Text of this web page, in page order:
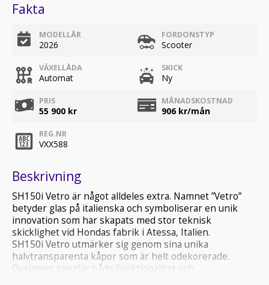
Fakta
MODELLÅR
2026
FORDONSTYP
Scooter
VÄXELLÅDA
Automat
SKICK
Ny
PRIS
55 900 kr
MÅNADSKOSTNAD
906kr/mån
REG.NR
VXX588
Beskrivning
SH150i Vetro är något alldeles extra. Namnet ”Vetro”
betyder glas på italienska och symboliserar en unik
innovation som har skapats med stor teknisk
skicklighet vid Hondas fabrik i Atessa, Italien.
SH150i Vetro utmärker sig genom sina unika
halvtransparenta kåpor som är helt odekorerade.
Designen speglar både funktionalitet och